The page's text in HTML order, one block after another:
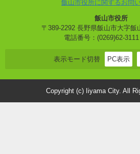
飯山市役所に関するお問
飯山市役所
〒389-2292 長野県飯山市大字
電話番号：(0269)62-3111
表示モード切替 PC表示
Copyright (c) Iiyama City. All